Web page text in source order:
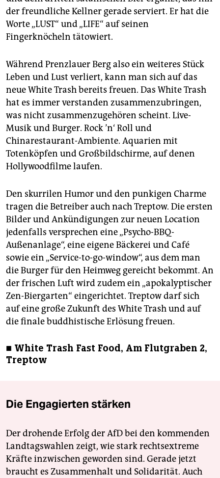
der freundliche Kellner gerade serviert. Er hat die
Worte „LUST“ und „LIFE“ auf seinen
Fingerknöcheln tätowiert.
Während Prenzlauer Berg also ein weiteres Stück
Leben und Lust verliert, kann man sich auf das
neue White Trash bereits freuen. Das White Trash
hat es immer verstanden zusammenzubringen,
was nicht zusammenzugehören scheint. Live-
Musik und Burger. Rock ’n‘ Roll und
Chinarestaurant-Ambiente. Aquarien mit
Totenköpfen und Großbildschirme, auf denen
Hollywoodfilme laufen.
Den skurrilen Humor und den punkigen Charme
tragen die Betreiber auch nach Treptow. Die ersten
Bilder und Ankündigungen zur neuen Location
jedenfalls versprechen eine „Psycho-BBQ-
Außenanlage“, eine eigene Bäckerei und Café
sowie ein „Service-to-go-window“, aus dem man
die Burger für den Heimweg gereicht bekommt. An
der frischen Luft wird zudem ein „apokalyptischer
Zen-Biergarten“ eingerichtet. Treptow darf sich
auf eine große Zukunft des White Trash und auf
die finale buddhistische Erlösung freuen.
■ White Trash Fast Food, Am Flutgraben 2,
Treptow
Die Engagierten stärken
Der drohende Erfolg der AfD bei den kommenden
Landtagswahlen zeigt, wie stark rechtsextreme
Kräfte inzwischen geworden sind. Gerade jetzt
braucht es Zusammenhalt und Solidarität. Auch